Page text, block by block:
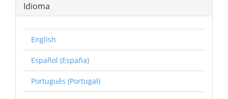
Idioma
English
Español (España)
Português (Portugal)